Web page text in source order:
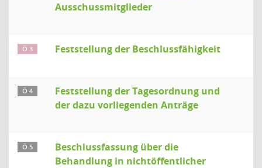
Ausschussmitglieder
Ö 3 Feststellung der Beschlussfähigkeit
Ö 4
Feststellung der Tagesordnung und
der dazu vorliegenden Anträge
Ö 5
Beschlussfassung über die
Behandlung in nichtöffentlicher